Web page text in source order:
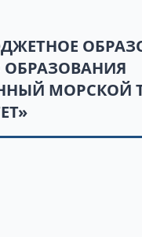
МОРСКОЙ